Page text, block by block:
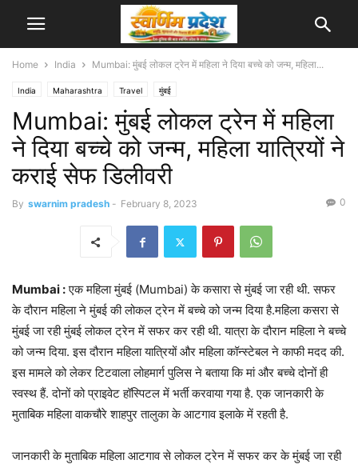
Home India Mumbai: मुंबई लोकल ट्रेन में महिला ने दिया बच्चे को जन्म, महिला...
India Maharashtra Travel मुंबई
Mumbai: मुंबई लोकल ट्रेन में महिला
ने दिया बच्चे को जन्म, महिला यात्रियों ने
कराई सेफ डिलीवरी
By swarnim pradesh - February 8, 2023 0
Mumbai :एक महिला मुंबई (Mumbai) के कसारा से मुंबई जा रही थी. सफर
के दौरान महिला ने मुंबई की लोकल ट्रेन में बच्चे को जन्म दिया है.महिला कसरा से
मुंबई जा रही मुंबई लोकल ट्रेन में सफर कर रही थी. यात्रा के दौरान महिला ने बच्चे
को जन्म दिया. इस दौरान महिला यात्रियों और महिला कॉन्स्टेबल ने काफी मदद की.
इस मामले को लेकर टिटवाला लोहमार्ग पुलिस ने बताया कि मां और बच्चे दोनों ही
स्वस्थ हैं. दोनों को प्राइवेट हॉस्पिटल में भर्ती करवाया गया है. एक जानकारी के
मुताबिक महिला वाकचौरे शाहपुर तालुका के आटगाव इलाके में रहती है.
जानकारी के मुताबिक महिला आटगाव से लोकल ट्रेन में सफर कर के मुंबई जा रही